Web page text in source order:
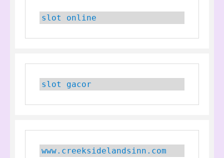
slot online
slot gacor
www.creeksidelandsinn.com